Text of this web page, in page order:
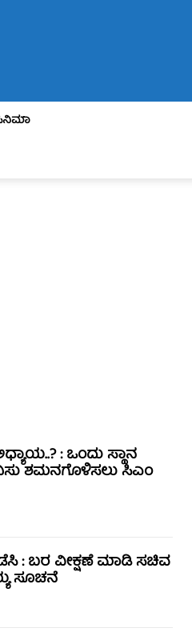
: ಒಂದು ಸ್ಥಾನ
ಶಮನಗೊಳಿಸಲು ಸಿಎಂ
: ಬರ ವೀಕ್ಷಣೆ ಮಾಡಿ ಸಚಿವ
ಸೂಚನೆ